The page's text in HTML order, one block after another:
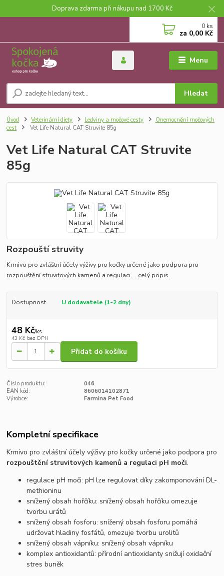
Doprava zdarma při nákupu nad 1700 Kč
Menu
Hledat
0 ks
za 0,00 Kč
Úvod Veterinární diety Ledviny a močové cesty
Onemocnění močových
cest
Vet Life Natural CAT Struvite 85g
Vet Life Natural CAT Struvite
85g
Rozpouští struvity
Krmivo pro zvláštní účely výživy pro kočky určené jako podpora pro
rozpouštění struvitových kamenů a regulaci ... celý popis
Dostupnost U dodavatele (1-2 dny)
48 Kč/ks
43 Kč bez DPH
Přidat do košíku
Číslo produktu:
046
EAN kód:
8606014102871
Výrobce:
Farmina Pet Food
Kompletní specifikace
Krmivo pro zvláštní účely výživy pro kočky určené jako podpora pro
rozpouštění struvitových kamenů a regulaci pH moči.
regulace pH moči: pH lze regulovat díky zakomponování DL-
methioninu
snížený obsah hořčíku: snížený obsah hořčíku omezuje
tvorbu urátů
snížený obsah fosforu: snížený obsah fosforu pomáhá
udržovat hladiny fosfátů, omezuje tvorbu urolitů
snížený obsah vápníku: snížený obsah vápníku
komplex antioxidantů: přírodní antioxidanty snižují oxidační
stres buněk